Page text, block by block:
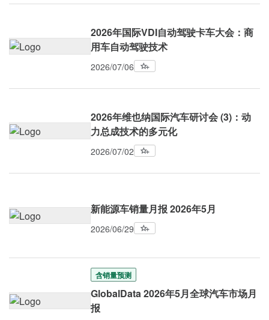
2026年国际VDI自动驾驶卡车大会：商
用车自动驾驶技术
2026/07/06
2026年维也纳国际汽车研讨会 (3)：动
力总成技术的多元化
2026/07/02
新能源车销量月报 2026年5月
2026/06/29
含销量预测
GlobalData 2026年5月全球汽车市场月
报